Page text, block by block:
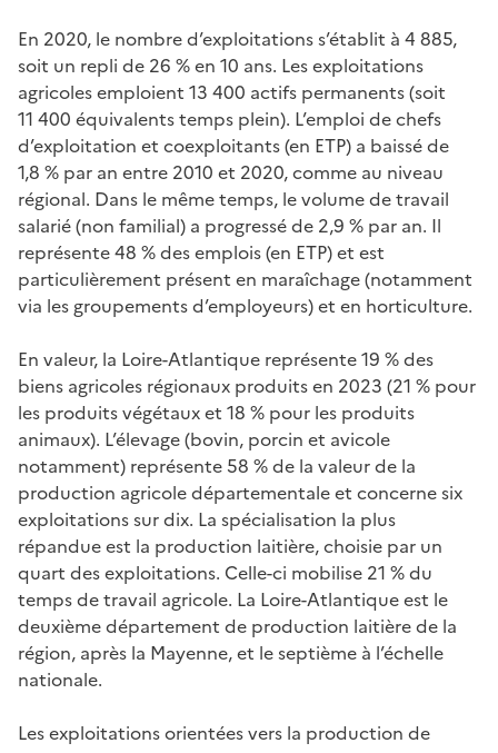
En 2020, le nombre d’exploitations s’établit à 4 885,
soit un repli de 26 % en 10 ans. Les exploitations
agricoles emploient 13 400 actifs permanents (soit
11 400 équivalents temps plein). L’emploi de chefs
d’exploitation et coexploitants (en ETP) a baissé de
1,8 % par an entre 2010 et 2020, comme au niveau
régional. Dans le même temps, le volume de travail
salarié (non familial) a progressé de 2,9 % par an. Il
représente 48 % des emplois (en ETP) et est
particulièrement présent en maraîchage (notamment
via les groupements d’employeurs) et en horticulture.
En valeur, la Loire-Atlantique représente 19 % des
biens agricoles régionaux produits en 2023 (21 % pour
les produits végétaux et 18 % pour les produits
animaux). L’élevage (bovin, porcin et avicole
notamment) représente 58 % de la valeur de la
production agricole départementale et concerne six
exploitations sur dix. La spécialisation la plus
répandue est la production laitière, choisie par un
quart des exploitations. Celle-ci mobilise 21 % du
temps de travail agricole. La Loire-Atlantique est le
deuxième département de production laitière de la
région, après la Mayenne, et le septième à l’échelle
nationale.
Les exploitations orientées vers la production de